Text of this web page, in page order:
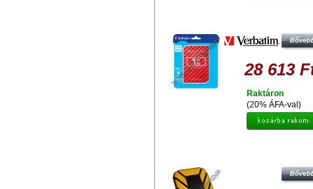
28 613
(20% ÁFA-val)
Raktáron
MEREVLEMEZ, USB 3.0